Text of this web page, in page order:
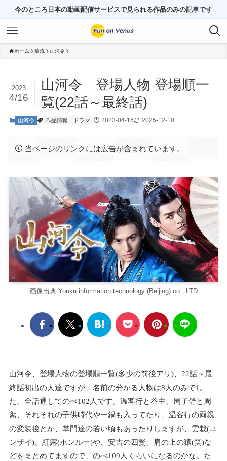
今のところ日本の動画配信サービスで見られる作品のみの記事です
ホーム 華流 山河令
山河令 登場人物 登場順一
覧(22話～最終話)
2023
4/16
山河令 作品情報 ドラマ 2023-04-16 2025-12-10
当ページのリンクには広告が含まれています。
画像出典 Youku information technology (Beijing) co., LTD
山河令、登場人物の登場順一覧(多少の前後アリ)、22話～最
終話初出の人達ですが、名前の分かる人物は8人のみでし
た。全話通してのべ102人です。温客行と谷主、周⼦舒と周
絮、それぞれの子供時代や一鍋も入ってたり、温客行の両親
の変装後とか、掌門達の若い頃もあったりしますが、雲栽(ユ
ンザイ)、紅露(ホンルー)や、安吉の四賢、肩の上の猿(笑)な
どをまとめてますので、のべ109人くらいになるのかな。た